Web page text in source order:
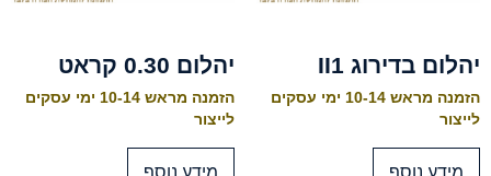
יהלום בדירוג II1
הזמנה מראש 10-14 ימי עסקים
לייצור
מידע נוסף
יהלום 0.30 קראט
הזמנה מראש 10-14 ימי עסקים
לייצור
מידע נוסף